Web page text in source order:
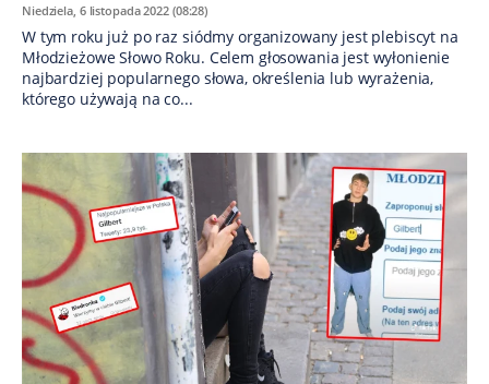
Niedziela, 6 listopada 2022 (08:28)
W tym roku już po raz siódmy organizowany jest plebiscyt na
Młodzieżowe Słowo Roku. Celem głosowania jest wyłonienie
najbardziej popularnego słowa, określenia lub wyrażenia,
którego używają na co...